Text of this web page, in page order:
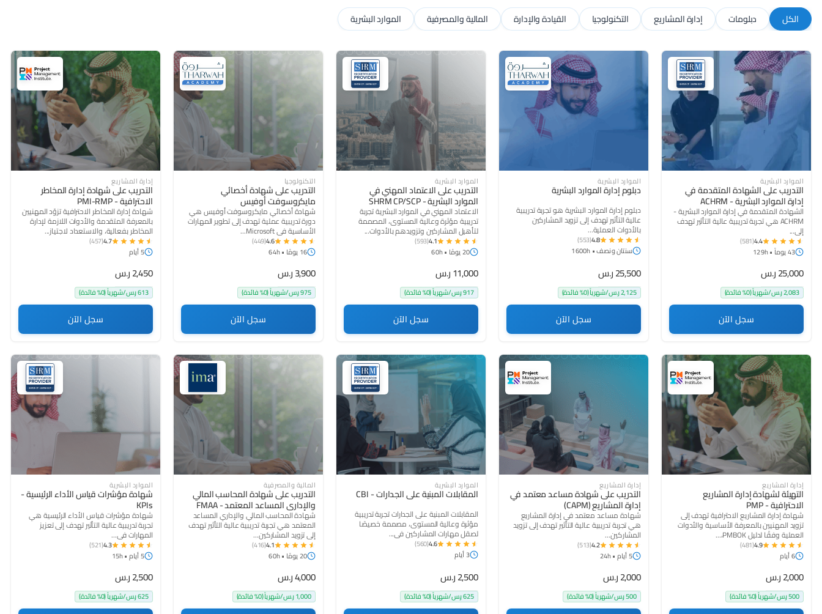
الكل دبلومات إدارة المشاريع التكنولوجيا القيادة والإدارة المالية والمصرفية الموارد البشرية
4.4
(581)
الموارد البشرية
التدريب على الشهادة المتقدمة في
إدارة الموارد البشرية - ACHRM
الشهادة المتقدمة في إدارة الموارد البشرية -
ACHRM هي تجربة تدريبية عالية التأثير تهدف
إلى...
4.4
(581)
43 يوماً • 129h
25,000 ر.س
2,083 ر.س/شهرياً (0% فائدة)
سجل الآن
4.8
(553)
الموارد البشرية
دبلوم إدارة الموارد البشرية
دبلوم إدارة الموارد البشرية هو تجربة تدريبية
عالية التأثير تهدف إلى تزويد المشاركين
بالأدوات العملية...
4.8
(553)
سنتان ونصف • 1600h
25,500 ر.س
2,125 ر.س/شهرياً (0% فائدة)
سجل الآن
4.1
(593)
الموارد البشرية
التدريب على الاعتماد المهني في
الموارد البشرية - SHRM CP/SCP
الاعتماد المهني في الموارد البشرية تجربة
تدريبية مؤثرة وعالية المستوى، المصممة
لتأهيل المشاركين وتزويدهم بالأدوات...
4.1
(593)
20 يومًا • 60h
11,000 ر.س
917 ر.س/شهرياً (0% فائدة)
سجل الآن
4.6
(449)
التكنولوجيا
التدريب على شهادة أخصائي
مايكروسوفت أوفيس
شهادة أخصائي مايكروسوفت أوفيس هي
دورة تدريبية عملية تهدف إلى تطوير المهارات
الأساسية في Microsoft...
4.6
(449)
16 يومًا • 64h
3,900 ر.س
975 ر.س/شهرياً (0% فائدة)
سجل الآن
4.7
(457)
إدارة المشاريع
التدريب على شهادة إدارة المخاطر
الاحترافية - PMI-RMP
شهادة إدارة المخاطر الاحترافية تزوّد المهنيين
بالمعرفة المتقدمة والأدوات اللازمة لإدارة
المخاطر بفعالية، والاستعداد لاجتياز...
4.7
(457)
5 أيام
2,450 ر.س
613 ر.س/شهرياً (0% فائدة)
سجل الآن
4.9
(481)
إدارة المشاريع
التهيئة لشهادة إدارة المشاريع
الاحترافية - PMP
شهادة إدارة المشاريع الاحترافية تهدف إلى
تزويد المهنيين بالمعرفة الأساسية والأدوات
العملية وفقًا لدليل PMBOK،...
4.9
(481)
6 أيام
2,000 ر.س
500 ر.س/شهرياً (0% فائدة)
4.2
(513)
إدارة المشاريع
التدريب على شهادة مساعد معتمد في
إدارة المشاريع (CAPM)
شهادة مساعد معتمد في إدارة المشاريع
هي تجربة تدريبية عالية التأثير تهدف إلى تزويد
المشاركين...
4.2
(513)
5 أيام • 24h
2,000 ر.س
500 ر.س/شهرياً (0% فائدة)
4.6
(560)
الموارد البشرية
المقابلات المبنية على الجدارات - CBI
المقابلات المبنية على الجدارات تجربة تدريبية
مؤثرة وعالية المستوى، مصممة خصيصًا
لصقل مهارات المشاركين في...
4.6
(560)
3 أيام
2,500 ر.س
625 ر.س/شهرياً (0% فائدة)
4.1
(416)
المالية والمصرفية
التدريب على شهادة المحاسب المالي
والإداري المساعد المعتمد - FMAA
شهادة المحاسب المالي والإداري المساعد
المعتمد هي تجربة تدريبية عالية التأثير تهدف
إلى تزويد المشاركين...
4.1
(416)
20 يومًا • 60h
4,000 ر.س
1,000 ر.س/شهرياً (0% فائدة)
4.3
(521)
الموارد البشرية
شهادة مؤشرات قياس الأداء الرئيسية -
KPIs
شهادة مؤشرات قياس الأداء الرئيسية هي
تجربة تدريبية عالية التأثير تهدف إلى تعزيز
المهارات في...
4.3
(521)
5 أيام • 15h
2,500 ر.س
625 ر.س/شهرياً (0% فائدة)